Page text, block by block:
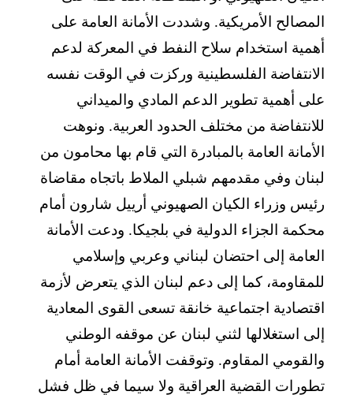
المصالح الأمريكية. وشددت الأمانة العامة على
أهمية استخدام سلاح النفط في المعركة لدعم
الانتفاضة الفلسطينية وركزت في الوقت نفسه
على أهمية تطوير الدعم المادي والميداني
للانتفاضة من مختلف الحدود العربية. ونوهت
الأمانة العامة بالمبادرة التي قام بها محامون من
لبنان وفي مقدمهم شبلي الملاط باتجاه مقاضاة
رئيس وزراء الكيان الصهيوني أرييل شارون أمام
محكمة الجزاء الدولية في بلجيكا. ودعت الأمانة
العامة إلى احتضان لبناني وعربي وإسلامي
للمقاومة، كما إلى دعم لبنان الذي يتعرض لأزمة
اقتصادية اجتماعية خانقة تسعى القوى المعادية
إلى استغلالها لثني لبنان عن موقفه الوطني
والقومي المقاوم. وتوقفت الأمانة العامة أمام
تطورات القضية العراقية ولا سيما في ظل فشل